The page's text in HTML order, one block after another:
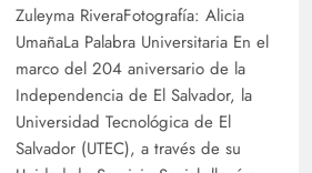
Zuleyma RiveraFotografía: Alicia
UmañaLa Palabra Universitaria En el
marco del 204 aniversario de la
Independencia de El Salvador, la
Universidad Tecnológica de El
Salvador (UTEC), a través de su